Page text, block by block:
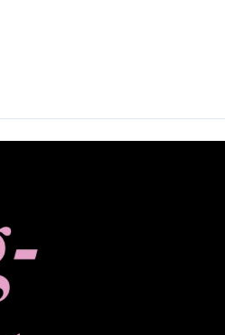
témákat